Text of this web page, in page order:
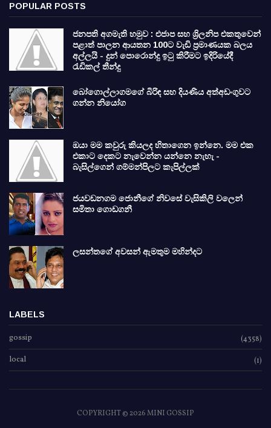
POPULAR POSTS
ජනපති අගමැති හමුව : එජාප සහ ශ්‍රිලනිප එකතුවෙන්
පළාත් පාලන ආයතන 100ට වැඩි ප්‍රමාණයක බලය
අල්ලයි - දුන් පොරොන්දු ඉටු කිරීමට ඉදිරියේදී
රැඩිකල් තීන්දු
බෝගොල්ලාගමගේ බිරිඳ සහ දියණිය අත්අඩංගුවට
ගන්න නියෝග
ඔයා මම කවුරු කියලද හිතාගෙන ඉන්නෙ. මම එක
එකාට දෙකට නැවෙන්න යන්නෙ නැහැ -
බැසිල්ගෙන් ගම්මන්පිලට කැපිල්ලක්
ජයවඩනගම ජොනීගේ නිවසේ වැසිකිලි වලෙන්
සමිතා ගොඩගනී
ලසන්තගේ අවසන් ඇමතුම මහින්දට
LABELS
gossip (4358)
local (1)
COPYRIGHT ©2026 MINI GOSSIP